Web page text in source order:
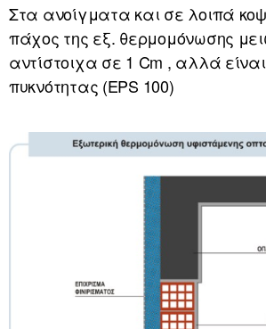
Στα ανοίγματα και σε λοιπά
πάχος της εξ. θερμομόνωσης
αντίστοιχα σε 1 Cm , αλλά
πυκνότητας (EPS 100)